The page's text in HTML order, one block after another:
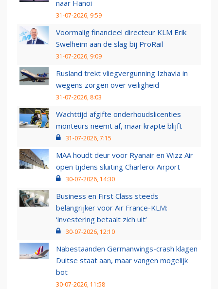
naar Hanoi
31-07-2026, 9:59
Voormalig financieel directeur KLM Erik
Swelheim aan de slag bij ProRail
31-07-2026, 9:09
Rusland trekt vliegvergunning Izhavia in
wegens zorgen over veiligheid
31-07-2026, 8:03
Wachttijd afgifte onderhoudslicenties
monteurs neemt af, maar krapte blijft
31-07-2026, 7:15
MAA houdt deur voor Ryanair en Wizz Air
open tijdens sluiting Charleroi Airport
30-07-2026, 14:30
Business en First Class steeds
belangrijker voor Air France-KLM:
‘investering betaalt zich uit’
30-07-2026, 12:10
Nabestaanden Germanwings-crash klagen
Duitse staat aan, maar vangen mogelijk
bot
30-07-2026, 11:58